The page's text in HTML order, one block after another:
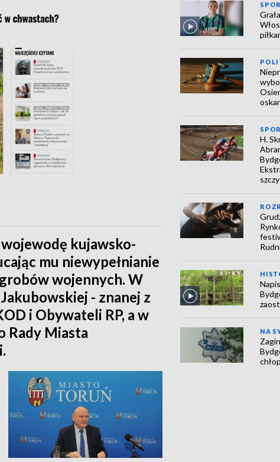
kujawsko-
mu niewypełnianie
wojennych. W
- znanej z
i Obywateli RP, a w
Rady Miasta
H.
NA